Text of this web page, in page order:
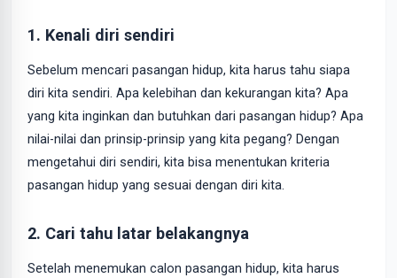
1. Kenali diri sendiri
Sebelum mencari pasangan hidup, kita harus tahu siapa
diri kita sendiri. Apa kelebihan dan kekurangan kita? Apa
yang kita inginkan dan butuhkan dari pasangan hidup? Apa
nilai-nilai dan prinsip-prinsip yang kita pegang? Dengan
mengetahui diri sendiri, kita bisa menentukan kriteria
pasangan hidup yang sesuai dengan diri kita.
2. Cari tahu latar belakangnya
Setelah menemukan calon pasangan hidup, kita harus